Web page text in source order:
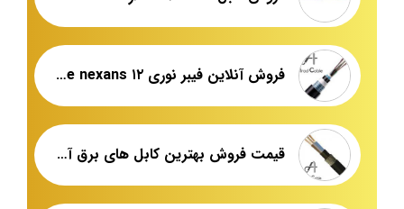
فروش آنلاین فیبر نوری ۱۲ core nexans
قیمت فروش بهترین کابل های برق آرموردار